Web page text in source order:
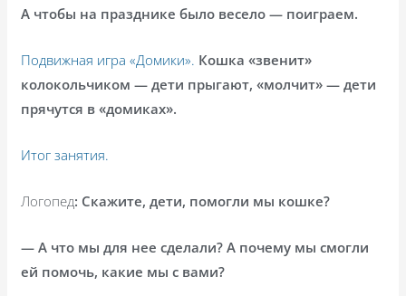
А чтобы на празднике было весело — поиграем.
Подвижная игра «Домики». Кошка «звенит»
колокольчиком — дети прыгают, «молчит» — дети
прячутся в «домиках».
Итог занятия.
Логопед: Скажите, дети, помогли мы кошке?
— А что мы для нее сделали? А почему мы смогли
ей помочь, какие мы с вами?